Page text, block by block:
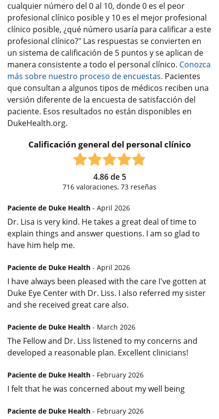
cualquier número del 0 al 10, donde 0 es el peor
profesional clínico posible y 10 es el mejor profesional
clínico posible, ¿qué número usaría para calificar a este
profesional clínico?" Las respuestas se convierten en
un sistema de calificación de 5 puntos y se aplican de
manera consistente a todo el personal clínico. Conozca
más sobre nuestro proceso de encuestas. Pacientes
que consultan a algunos tipos de médicos reciben una
versión diferente de la encuesta de satisfacción del
paciente. Esos resultados no están disponibles en
DukeHealth.org.
Calificación general del personal clínico
4.86de 5
716 valoraciones, 73 reseñas
Paciente de Duke Health - April 2026
Dr. Lisa is very kind. He takes a great deal of time to
explain things and answer questions. I am so glad to
have him help me.
Paciente de Duke Health - April 2026
I have always been pleased with the care I've gotten at
Duke Eye Center with Dr. Liss. I also referred my sister
and she received great care also.
Paciente de Duke Health - March 2026
The Fellow and Dr. Liss listened to my concerns and
developed a reasonable plan. Excellent clinicians!
Paciente de Duke Health - February 2026
I felt that he was concerned about my well being
Paciente de Duke Health - February 2026